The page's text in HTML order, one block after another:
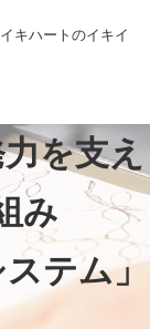
キハートのイキイ
を支え
み
テム」